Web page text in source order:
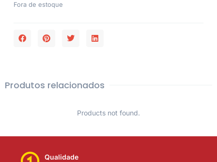
Fora de estoque
Produtos relacionados
Products not found.
Qualidade